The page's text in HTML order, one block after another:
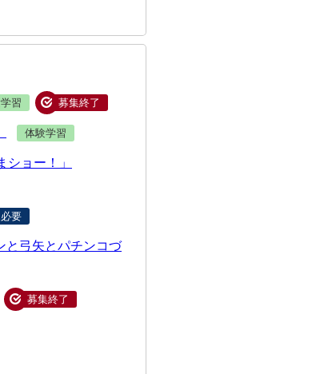
習 募集終了
体験学習
ョー！」
要
と弓矢とパチンコづ
募集終了